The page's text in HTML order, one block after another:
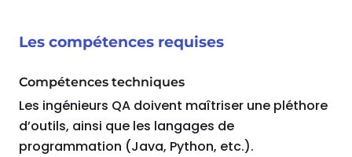
Les compétences requises
Compétences techniques
Les ingénieurs QA doivent maîtriser une pléthore
d’outils, ainsi que les langages de
programmation (Java, Python, etc.).